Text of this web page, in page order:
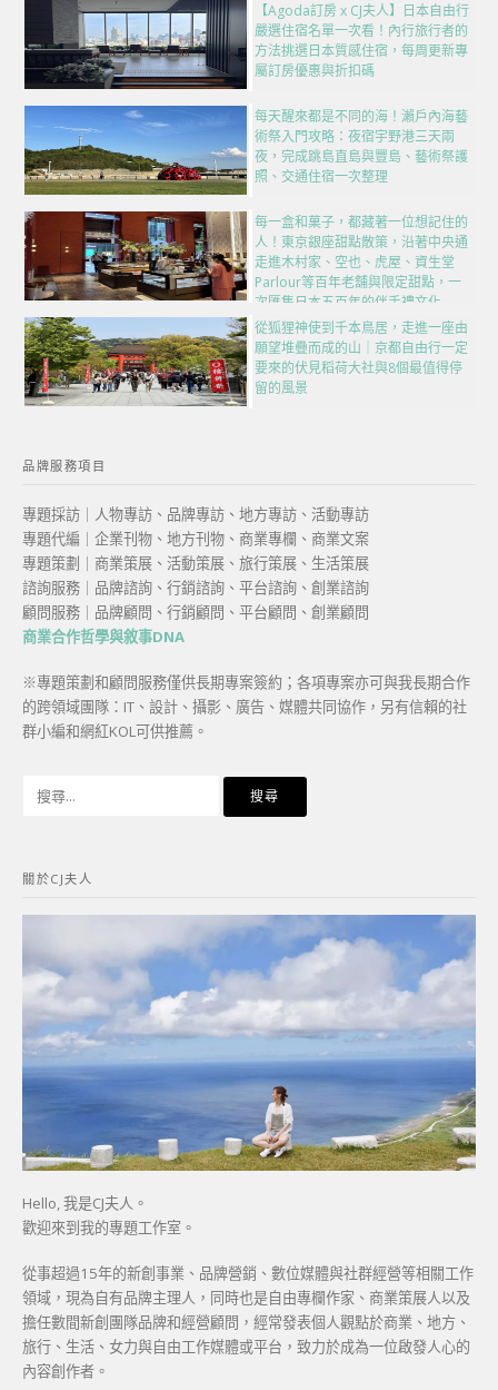
【Agoda訂房 x CJ夫人】日本自由行
嚴選住宿名單一次看！內行旅行者的
方法挑選日本質感住宿，每周更新專
屬訂房優惠與折扣碼
每天醒來都是不同的海！瀨戶內海藝
術祭入門攻略：夜宿宇野港三天兩
夜，完成跳島直島與豐島、藝術祭護
照、交通住宿一次整理
每一盒和菓子，都藏著一位想記住的
人！東京銀座甜點散策，沿著中央通
走進木村家、空也、虎屋、資生堂
Parlour等百年老舖與限定甜點，一
次匯集日本五百年的伴手禮文化
從狐狸神使到千本鳥居，走進一座由
願望堆疊而成的山｜京都自由行一定
要來的伏見稻荷大社與8個最值得停
留的風景
品牌服務項目
專題採訪｜人物專訪、品牌專訪、地方專訪、活動專訪
專題代編｜企業刊物、地方刊物、商業專欄、商業文案
專題策劃｜商業策展、活動策展、旅行策展、生活策展
諮詢服務｜品牌諮詢、行銷諮詢、平台諮詢、創業諮詢
顧問服務｜品牌顧問、行銷顧問、平台顧問、創業顧問
商業合作哲學與敘事DNA
※專題策劃和顧問服務僅供長期專案簽約；各項專案亦可與我長期合作
的跨領域團隊：IT、設計、攝影、廣告、媒體共同協作，另有信賴的社
群小編和網紅KOL可供推薦。
字:
關於CJ夫人
Hello, 我是CJ夫人。
歡迎來到我的專題工作室。
從事超過15年的新創事業、品牌營銷、數位媒體與社群經營等相關工作
領域，現為自有品牌主理人，同時也是自由專欄作家、商業策展人以及
擔任數間新創團隊品牌和經營顧問，經常發表個人觀點於商業、地方、
旅行、生活、女力與自由工作媒體或平台，致力於成為一位啟發人心的
內容創作者。